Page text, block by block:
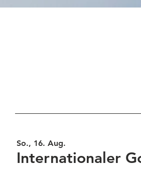
So., 16. Aug.
Internationaler